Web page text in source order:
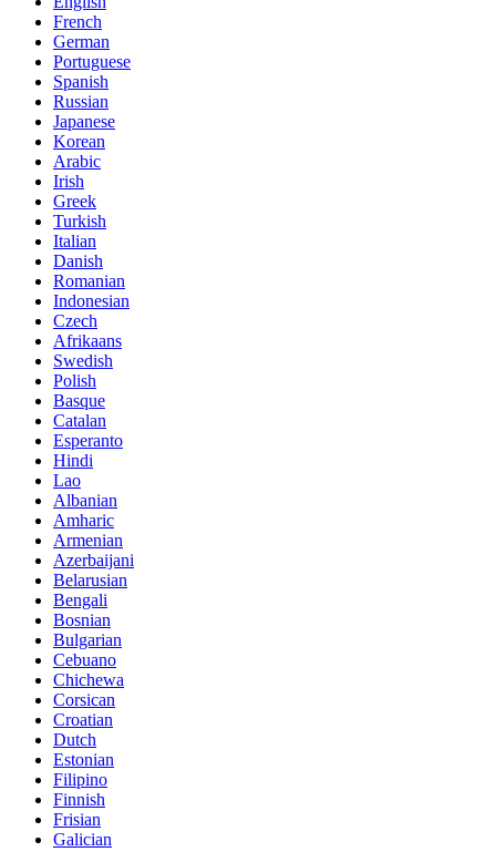
French
German
Portuguese
Spanish
Russian
Japanese
Korean
Arabic
Irish
Greek
Turkish
Italian
Danish
Romanian
Indonesian
Czech
Afrikaans
Swedish
Polish
Basque
Catalan
Esperanto
Hindi
Lao
Albanian
Amharic
Armenian
Azerbaijani
Belarusian
Bengali
Bosnian
Bulgarian
Cebuano
Chichewa
Corsican
Croatian
Dutch
Estonian
Filipino
Finnish
Frisian
Galician